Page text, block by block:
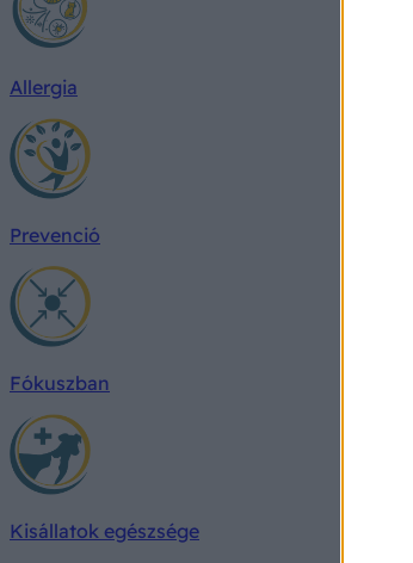
Allergia
Prevenció
Fókuszban
Kisállatok egészsége